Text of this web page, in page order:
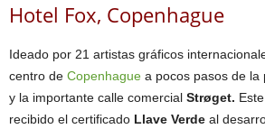
Hotel Fox, Copenhague
Ideado por 21 artistas gráficos
centro de Copenhague a pocos pasos de la
y la importante calle comercial Strøget.
recibido el certificado Llave Verde al